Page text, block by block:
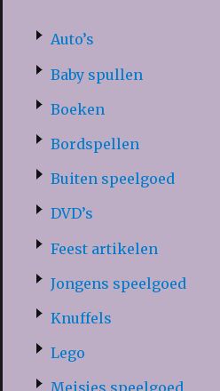
Auto’s
Baby spullen
Boeken
Bordspellen
Buiten speelgoed
DVD’s
Feest artikelen
Jongens speelgoed
Knuffels
Lego